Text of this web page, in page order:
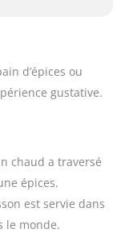
d’épices ou
gustative.
chaud a traversé
épices.
est servie dans
le monde.